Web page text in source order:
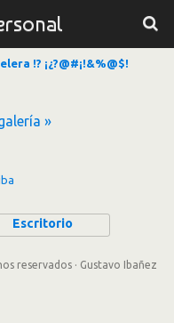
!? ¡¿?@#¡!&%@$!
»
Escritorio
reservados · Gustavo Ibañez